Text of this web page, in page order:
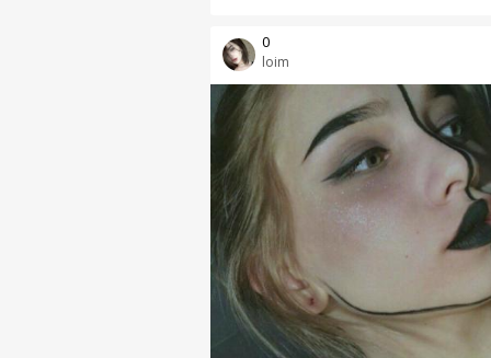
loim
0